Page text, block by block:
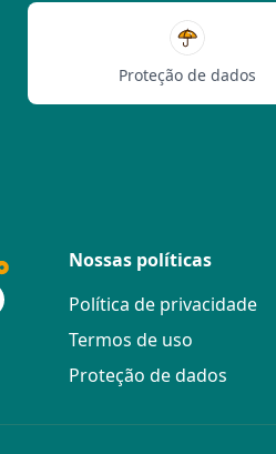
Proteção de dados
Nossas políticas
Política de privacidade
Termos de uso
Proteção de dados